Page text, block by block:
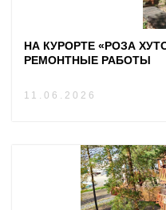
НА КУРОРТЕ «РОЗА
РЕМОНТНЫЕ РАБОТЫ
11.06.2026